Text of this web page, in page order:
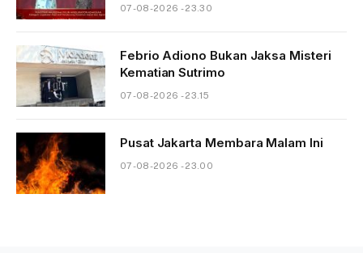
07-08-2026 - 23.30
Febrio Adiono Bukan Jaksa Misteri
Kematian Sutrimo
07-08-2026 - 23.15
Pusat Jakarta Membara Malam Ini
07-08-2026 - 23.00